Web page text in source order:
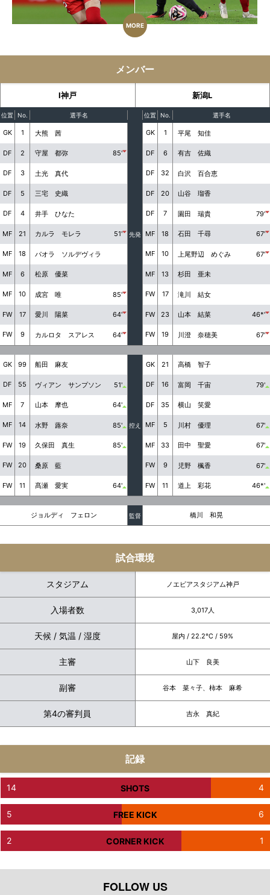
MORE
メンバー
I神戸 新潟L
位置 No. 選手名 位置 No. 選手名
先発
GK 1 大熊 茜 GK 1 平尾 知佳
DF 2 守屋 都弥 85' DF 6 有吉 佐織
DF 3 土光 真代 DF 32 白沢 百合恵
DF 5 三宅 史織 DF 20 山谷 瑠香
DF 4 井手 ひなた DF 7 園田 瑞貴 79'
MF 21 カルラ モレラ 51' MF 18 石田 千尋 67'
MF 18 パオラ ソルデヴィラ MF 10 上尾野辺 めぐみ 67'
MF 6 松原 優菜 MF 13 杉田 亜未
MF 10 成宮 唯 85' FW 17 滝川 結女
FW 17 愛川 陽菜 64' FW 23 山本 結菜 46*'
FW 9 カルロタ スアレス 64' FW 19 川澄 奈穂美 67'
控え
GK 99 船田 麻友 GK 21 高橋 智子
DF 55 ヴィアン サンプソン 51' DF 16 富岡 千宙 79'
MF 7 山本 摩也 64' DF 35 横山 笑愛
MF 14 水野 蕗奈 85' MF 5 川村 優理 67'
FW 19 久保田 真生 85' MF 33 田中 聖愛 67'
FW 20 桑原 藍 FW 9 児野 楓香 67'
FW 11 髙瀬 愛実 64' FW 11 道上 彩花 46*'
監督
ジョルディ フェロン 橋川 和晃
試合環境
スタジアム ノエビアスタジアム神戸
入場者数 3,017人
天候 / 気温 / 湿度 屋内 / 22.2℃ / 59%
主審 山下 良美
副審 谷本 菜々子、柿本 麻希
第4の審判員 吉永 真紀
記録
SHOTS
14 4
FREE KICK
5 6
CORNER KICK
2 1
FOLLOW US